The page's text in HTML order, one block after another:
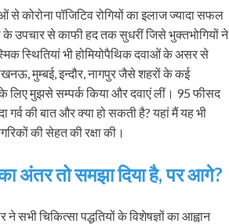
कोरोना पॉजिटिव रोगियों का इलाज ज्यादा सफल
के उपचार से काफी हद तक सुधरीं जिसे भुक्तभोगियों ने
स्थितियां भी होमियोपैथिक दवाओं के असर से
मुम्बई, इन्दौर, नागपुर जैसे शहरों के कई
के लिए मुझसे सम्पर्क किया और दवाएं लीं। 95 फीसद
की बात और क्या हो सकती है? यहां मैं यह भी
की सेहत की रक्षा की।
अंतर तो समझा दिया है, पर आगे?
चिकित्सा पद्धतियों के विशेषज्ञों का आह्वान